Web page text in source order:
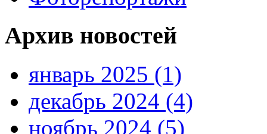
Архив новостей
январь 2025 (1)
декабрь 2024 (4)
ноябрь 2024 (5)